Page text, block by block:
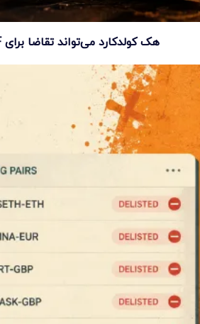
هک کولدکارد می‌تواند تقاضا برای ETF بیت کوین را افزایش دهد